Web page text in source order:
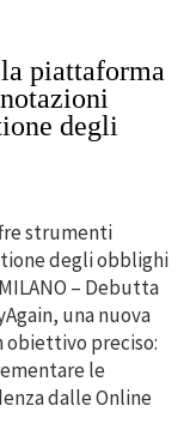
piattaforma
degli
strumenti
degli obblighi
– Debutta
una nuova
preciso:
le
dalle Online